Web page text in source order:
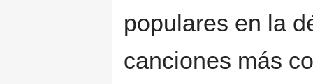
populares en la
canciones más